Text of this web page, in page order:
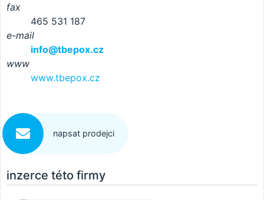
fax
465 531 187
e-mail
info@tbepox.cz
www
www.tbepox.cz
napsat prodejci
inzerce této firmy